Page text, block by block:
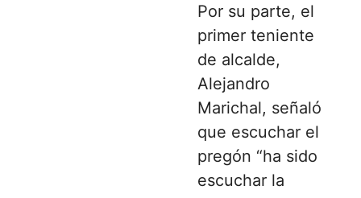
Por su parte, el
primer teniente
de alcalde,
Alejandro
Marichal, señaló
que escuchar el
pregón “ha sido
escuchar la